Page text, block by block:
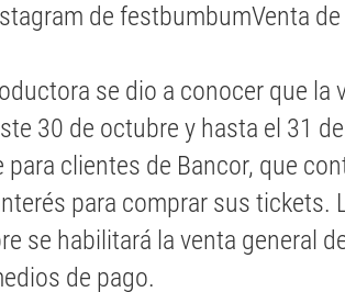
de festbumbumVenta
se dio a conocer que la
30 de octubre y hasta el 31
para clientes de Bancor, que
para comprar sus tickets.
se habilitará la venta general
de pago.